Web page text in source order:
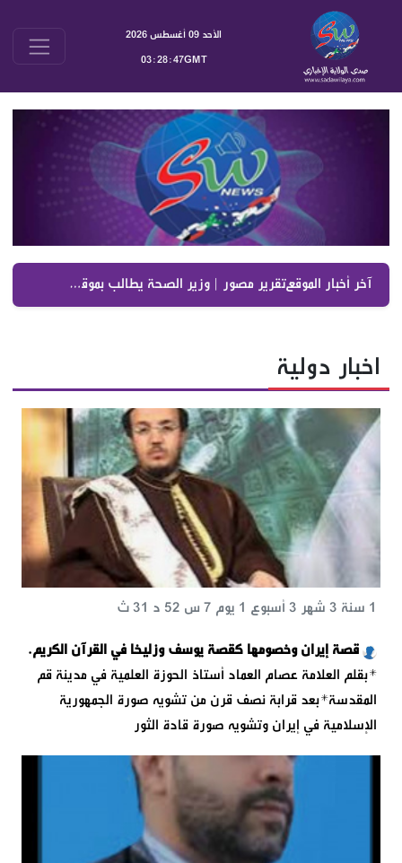
الأحد 09 أغسطس 2026
03:28:48GMT
آخر أخبار الموقع : عضو المجلس المركزي في حزب الله، سماحة الشيخ الدكتور علي جاب
اخبار دولية
قصة إيران وخصومها كقصة يوسف وزليخا في القرآن الكريم.
1 سنة 3 شهر 3 أسبوع 1 يوم 7 س 52 د 31 ث
*بقلم العلامة عصام العماد أستاذ الحوزة العلمية في مدينة قم
المقدسة*بعد قرابة نصف قرن من تشويه صورة الجمهورية
الإسلامية في إيران وتشويه صورة قادة الثور